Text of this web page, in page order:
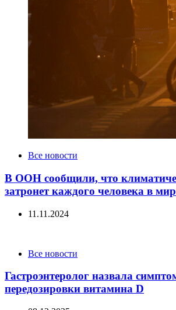
CategoriesВсе новости
В ООН сообщили, что
затронет каждого человека в
11.11.2024
CategoriesВсе новости
Гастроэнтеролог назвала
передозировки витамина D